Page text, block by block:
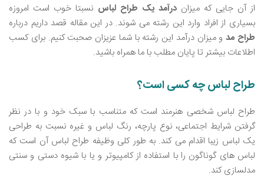
از آن جایی که میزان درآمد یک طراح لباس نسبتا خوب است امروزه
بسیاری از افراد وارد این رشته می ‌شوند. در این مقاله قصد داریم درباره
طراح مدو میزان درآمد این رشته با شما عزیزان صحبت کنیم. برای کسب
اطلاعات بیشتر تا پایان مطلب با ما همراه باشید.
طراح لباس چه کسی است؟
طراح لباس شخصی هنرمند است که متناسب با سبک خود و با در نظر
گرفتن شرایط اجتماعی، نوع پارچه، رنگ لباس و غیره نسبت به طراحی
یک لباس زیبا اقدام می ‌کند. به طور کلی وظیفه طراح لباس آن است که
لباس ‌های گوناگون را با استفاده از کامپیوتر و یا با شیوه دستی و سنتی
مدلسازی کند.